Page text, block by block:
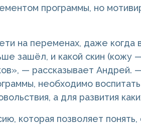
программы, но
на переменах, даже когда
зашёл, и какой скин (кожу
— рассказывает Андрей.
необходимо
а для развития
которая позволяет